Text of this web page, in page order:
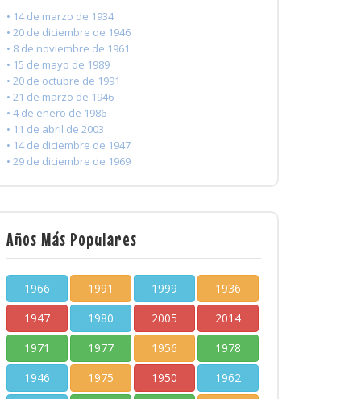
• 14 de marzo de 1934
• 20 de diciembre de 1946
• 8 de noviembre de 1961
• 15 de mayo de 1989
• 20 de octubre de 1991
• 21 de marzo de 1946
• 4 de enero de 1986
• 11 de abril de 2003
• 14 de diciembre de 1947
• 29 de diciembre de 1969
Años Más Populares
1966 1991 1999
1936
1947
1980 2005
2014
1971
1977 1956
1978
1946
1975 1950
1962